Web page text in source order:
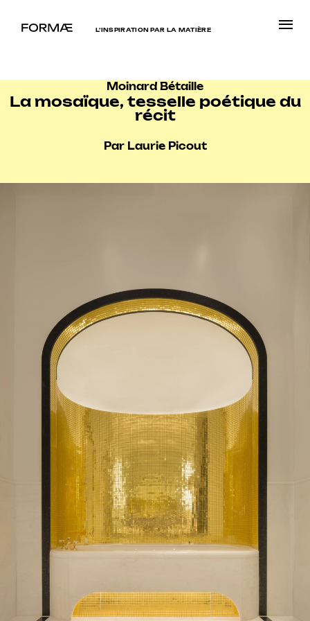
L’INSPIRATION PAR LA MATIÈRE
Moinard Bétaille
La mosaïque, tesselle poétique du
récit
Par Laurie Picout